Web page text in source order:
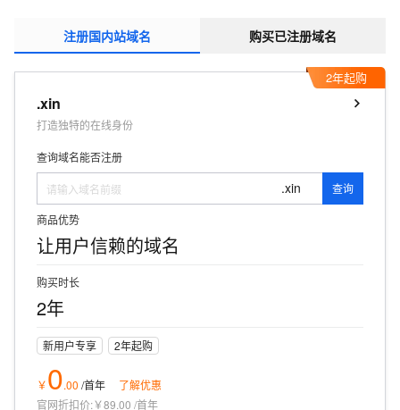
注册国内站域名 购买已注册域名
2年起购
.xin
打造独特的在线身份
查询域名能否注册
.xin 查询
商品优势
让用户信赖的域名
购买时长
2年
新用户专享 2年起购
￥0.00 /首年
了解优惠
官网折扣价:￥89.00 /首年